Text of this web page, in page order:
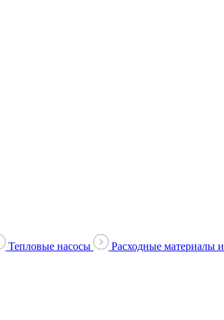
Тепловые насосы
Расходные материалы и